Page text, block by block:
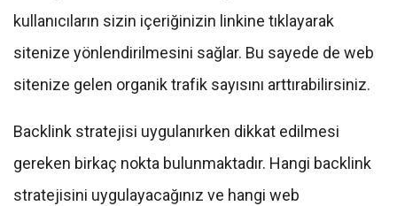
kullanıcıların sizin içeriğinizin linkine tıklayarak
sitenize yönlendirilmesini sağlar. Bu sayede de web
sitenize gelen organik trafik sayısını arttırabilirsiniz.
Backlink stratejisi uygulanırken dikkat edilmesi
gereken birkaç nokta bulunmaktadır. Hangi backlink
stratejisini uygulayacağınız ve hangi web